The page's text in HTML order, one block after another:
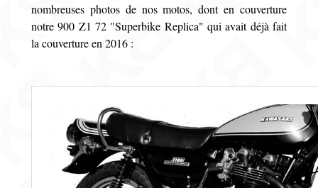
nombreuses photos de nos motos, dont en couverture
notre 900 Z1 72 "Superbike Replica" qui avait déjà fait
la couverture en 2016 :